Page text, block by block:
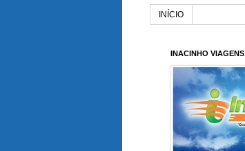
INÍCIO
INACINHO VIAGENS